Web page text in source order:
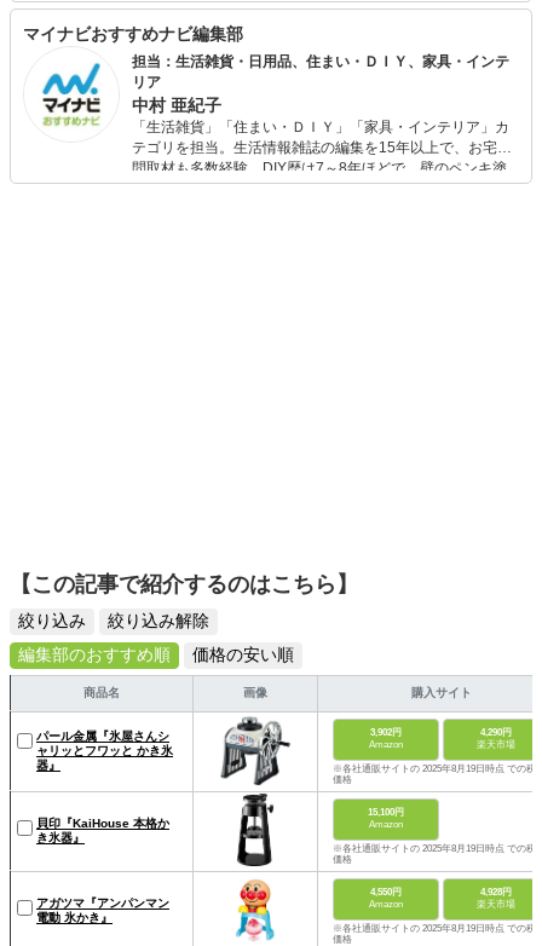
バランスがよく、手軽に作れる家庭料理に定評がある。
マイナビおすすめナビ編集部
担当：生活雑貨・日用品、住まい・ＤＩＹ、家具・インテ
リア
中村 亜紀子
「生活雑貨」「住まい・ＤＩＹ」「家具・インテリア」カ
テゴリを担当。生活情報雑誌の編集を15年以上で、お宅訪
問取材も多数経験。DIY歴は7～8年ほどで、壁のペンキ塗
りや壁紙チェンジなどもチャレンジ済み。初心者でもモノ
【この記事で紹介するのはこちら】
絞り込み
絞り込み解除
編集部のおすすめ順
価格の安い順
商品名 画像 購入サイト
パール金属『氷屋さんシ
ャリッとフワッと かき氷
器』
3,902円
Amazon
4,290円
楽天市場
※各社通販サイトの 2025年8月19日時点 での税
価格
貝印『KaiHouse 本格か
き氷器』
15,100円
Amazon
※各社通販サイトの 2025年8月19日時点 での税
価格
アガツマ『アンパンマン
電動 氷かき』
4,550円
Amazon
4,928円
楽天市場
※各社通販サイトの 2025年8月19日時点 での税
価格